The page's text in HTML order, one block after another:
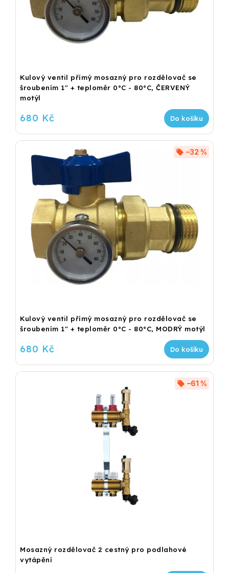
Kulový ventil přímý mosazný pro rozdělovač se
šroubením 1" + teploměr 0°C - 80°C, ČERVENÝ
motýl
680 Kč Do košíku
Kulový ventil přímý mosazný pro rozdělovač se
šroubením 1" + teploměr 0°C - 80°C, MODRÝ motýl
–32 %
680 Kč Do košíku
Mosazný rozdělovač 2 cestný pro podlahové
vytápění
–61 %